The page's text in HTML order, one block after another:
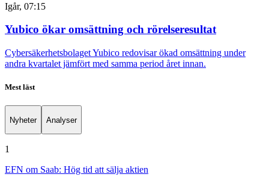
Igår, 07:15
Yubico ökar omsättning och rörelseresultat
Cybersäkerhetsbolaget Yubico redovisar ökad omsättning under
andra kvartalet jämfört med samma period året innan.
Mest läst
Nyheter Analyser
1
EFN om Saab: Hög tid att sälja aktien